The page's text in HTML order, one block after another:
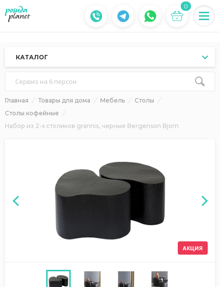
0
КАТАЛОГ
Сервиз на 6 персон
Главная Товары для дома Мебель
Столы
Столы кофейные
Набор из 2-х столиков grannis, черные Bergenson Bjorn
АКЦИЯ